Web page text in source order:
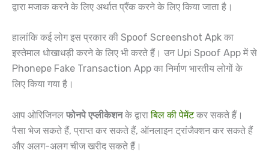
द्वारा मजाक करने के लिए अर्थात प्रैंक करने के लिए किया जाता है।
हालांकि कई लोग इस प्रकार की Spoof Screenshot Apk का
इस्तेमाल धोखाधड़ी करने के लिए भी करते हैं। उन Upi Spoof App में से
Phonepe Fake Transaction App का निर्माण भारतीय लोगों के
लिए किया गया है।
आप ओरिजिनल फोनपे एप्लीकेशनके द्वाराबिल की पेमेंटकर सकते हैं।
पैसा भेज सकते हैं, प्राप्त कर सकते हैं, ऑनलाइन ट्रांजैक्शन कर सकते हैं
और अलग-अलग चीज खरीद सकते हैं।